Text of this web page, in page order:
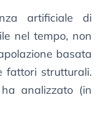
artificiale di
nel tempo, non
basata
fattori strutturali.
ha analizzato (in